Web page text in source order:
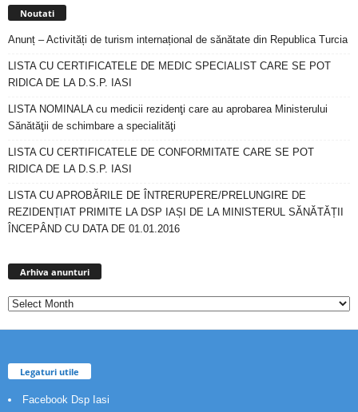
Noutati
Anunț – Activități de turism internațional de sănătate din Republica Turcia
LISTA CU CERTIFICATELE DE MEDIC SPECIALIST CARE SE POT
RIDICA DE LA D.S.P. IASI
LISTA NOMINALA cu medicii rezidenţi care au aprobarea Ministerului
Sănătăţii de schimbare a specialităţi
LISTA CU CERTIFICATELE DE CONFORMITATE CARE SE POT
RIDICA DE LA D.S.P. IASI
LISTA CU APROBĂRILE DE ÎNTRERUPERE/PRELUNGIRE DE
REZIDENȚIAT PRIMITE LA DSP IAȘI DE LA MINISTERUL SĂNĂTĂȚII
ÎNCEPÂND CU DATA DE 01.01.2016
Arhiva anunturi
Legaturi utile
Facebook Dsp Iasi